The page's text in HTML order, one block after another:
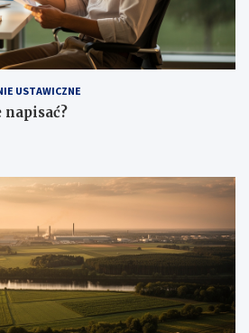
USTAWICZNE
napisać?